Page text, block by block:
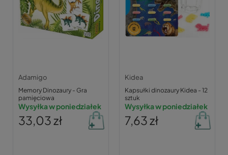
Adamigo
Memory Dinozaury - Gra
pamięciowa
Wysyłka w poniedziałek
33,03 zł
Kidea
Kapsułki dinozaury Kidea - 12
sztuk
Wysyłka w poniedziałek
7,63 zł